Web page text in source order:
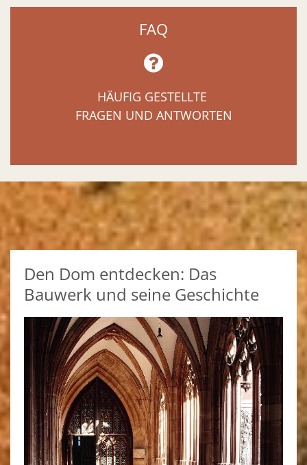
FAQ
HÄUFIG GESTELLTE
FRAGEN UND ANTWORTEN
Den Dom entdecken: Das
Bauwerk und seine Geschichte